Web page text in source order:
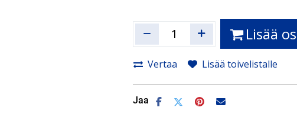
Lisää
Vertaa Lisää toivelistalle
Jaa